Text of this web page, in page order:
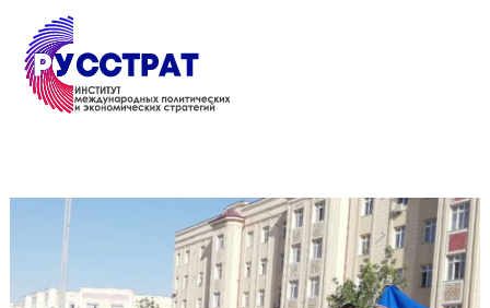
Перейти к основному содержанию